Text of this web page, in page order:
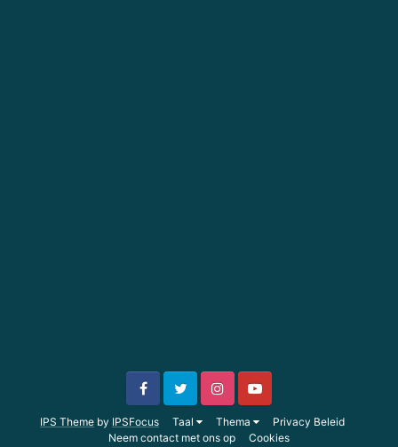
IPS Theme by IPSFocus Taal Thema
Privacy Beleid
Neem contact met ons op
Cookies